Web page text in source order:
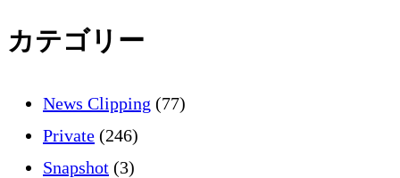
カテゴリー
News Clipping (77)
Private (246)
Snapshot (3)